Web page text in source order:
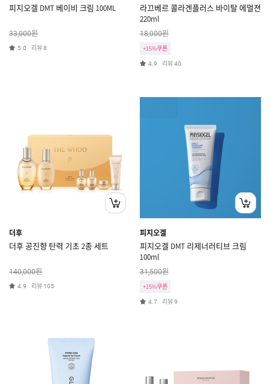
피지오겔 DMT 베이비 크림 100ML
33,000원
5.0 리뷰8
라끄베르 콜라겐플러스 바이탈 에멀젼
220ml
18,000원
+15%쿠폰
4.9 리뷰40
더후
더후 공진향 탄력 기초 2종 세트
140,000원
4.9 리뷰 105
피지오겔
피지오겔 DMT 리제너러티브 크림
100ml
31,500원
+15%쿠폰
4.7 리뷰9